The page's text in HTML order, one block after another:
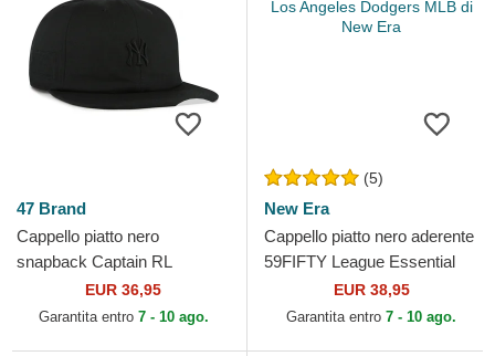
47 Brand
Cappello piatto nero
snapback Captain RL
Contemporary dei New York
Yankees MLB di 47 Brand
EUR 36,95
Garantita entro 7 - 10 ago.
(5)
New Era
Cappello piatto nero aderente
59FIFTY League Essential
dei Los Angeles Dodgers
MLB di New Era
EUR 38,95
Garantita entro 7 - 10 ago.